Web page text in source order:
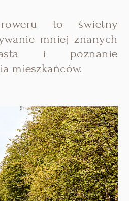
roweru to świetny
mniej znanych
i poznanie
mieszkańców.